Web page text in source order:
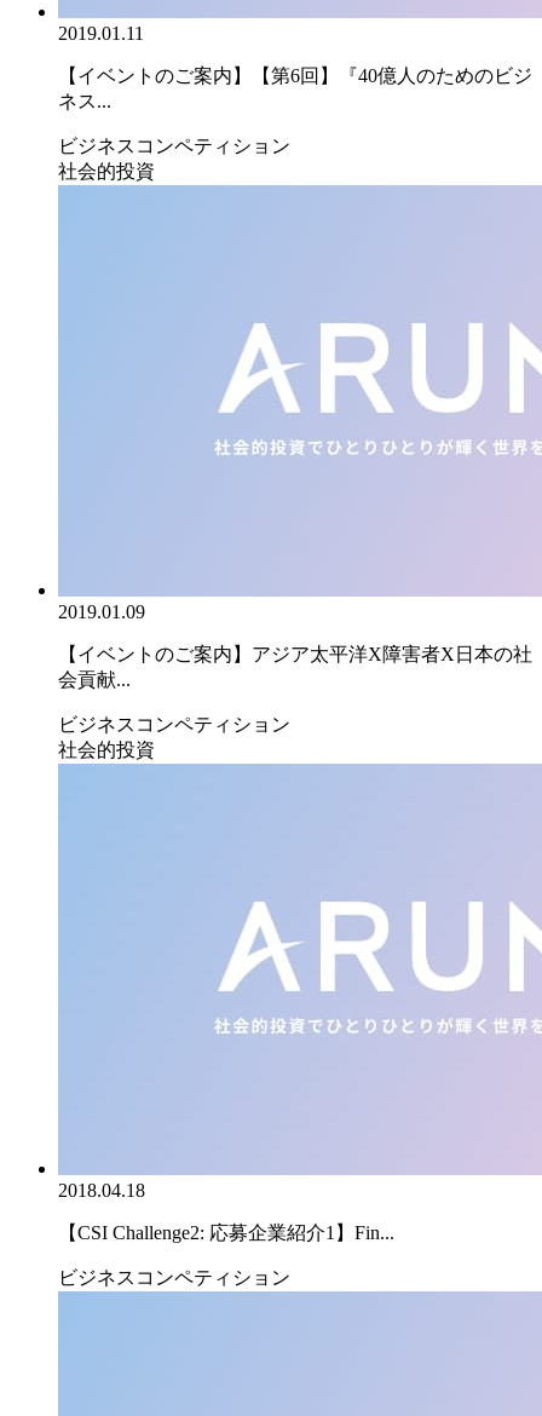
2019.01.11
【イベントのご案内】【第6回】『40億人のためのビジ
ネス...
ビジネスコンペティション
社会的投資
2019.01.09
【イベントのご案内】アジア太平洋X障害者X日本の社
会貢献...
ビジネスコンペティション
社会的投資
2018.04.18
【CSI Challenge2: 応募企業紹介1】Fin...
ビジネスコンペティション